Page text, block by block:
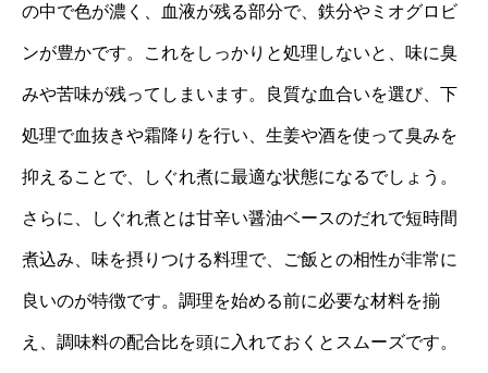
の中で色が濃く、血液が残る部分で、鉄分やミオグロビ
ンが豊かです。これをしっかりと処理しないと、味に臭
みや苦味が残ってしまいます。良質な血合いを選び、下
処理で血抜きや霜降りを行い、生姜や酒を使って臭みを
抑えることで、しぐれ煮に最適な状態になるでしょう。
さらに、しぐれ煮とは甘辛い醤油ベースのだれで短時間
煮込み、味を摂りつける料理で、ご飯との相性が非常に
良いのが特徴です。調理を始める前に必要な材料を揃
え、調味料の配合比を頭に入れておくとスムーズです。